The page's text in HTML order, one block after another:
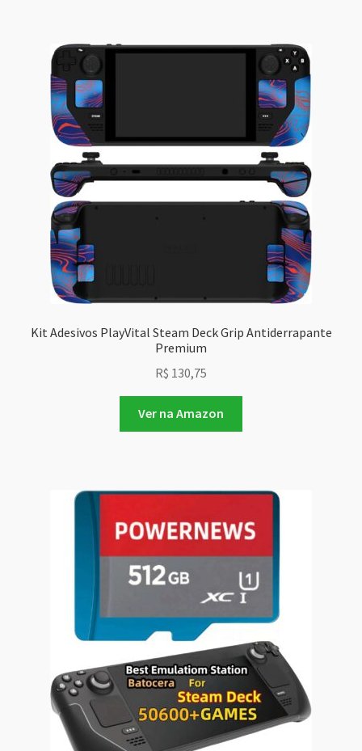
Kit Adesivos PlayVital Steam Deck Grip Antiderrapante
Premium
R$ 130,75
Ver na Amazon